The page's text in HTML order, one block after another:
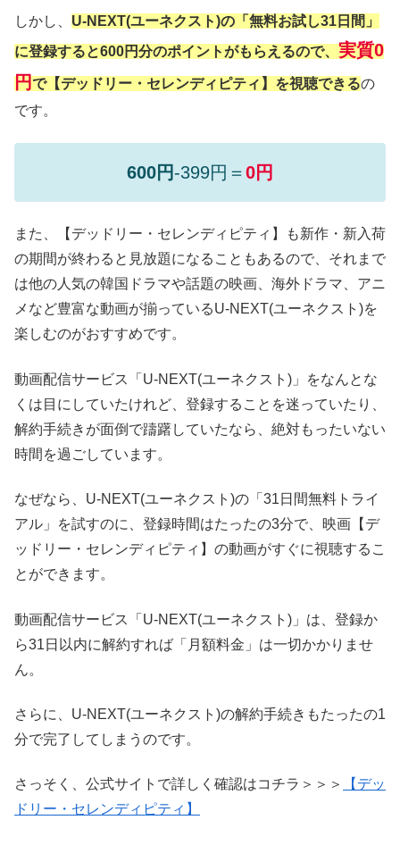
しかし、 U-NEXT(ユーネクスト)の「無料お試し31日間」
に登録すると600円分のポイントがもらえるので、 実質0
円で【デッドリー・セレンディピティ】を視聴できるの
です。
600円-399円＝0円
また、【デッドリー・セレンディピティ】も新作・新入荷
の期間が終わると見放題になることもあるので、それまで
は他の人気の韓国ドラマや話題の映画、海外ドラマ、アニ
メなど豊富な動画が揃っているU-NEXT(ユーネクスト)を
楽しむのがおすすめです。
動画配信サービス「U-NEXT(ユーネクスト)」をなんとな
くは目にしていたけれど、登録することを迷っていたり、
解約手続きが面倒で躊躇していたなら、絶対もったいない
時間を過ごしています。
なぜなら、U-NEXT(ユーネクスト)の「31日間無料トライ
アル」を試すのに、登録時間はたったの3分で、映画【デ
ッドリー・セレンディピティ】の動画がすぐに視聴するこ
とができます。
動画配信サービス「U-NEXT(ユーネクスト)」は、登録か
ら31日以内に解約すれば「月額料金」は一切かかりませ
ん。
さらに、U-NEXT(ユーネクスト)の解約手続きもたったの1
分で完了してしまうのです。
さっそく、公式サイトで詳しく確認はコチラ＞＞＞
【デッ
ドリー・セレンディピティ】